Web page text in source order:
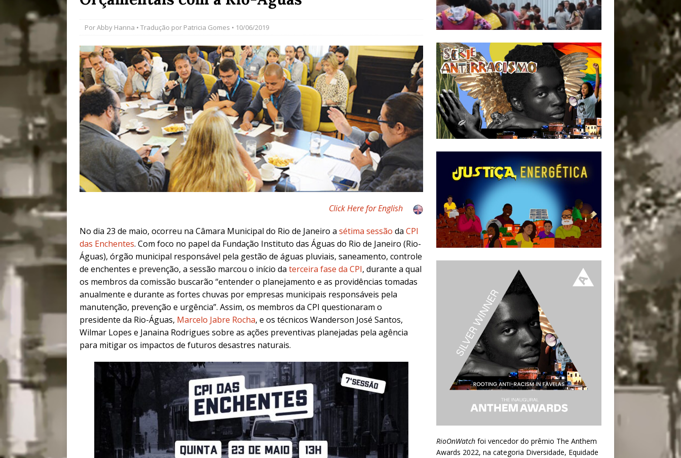
#OLHONAMÍDIA
[ 27/07/2026 ] Mutirão Agroecológico com os Povos das Águas Reúne
Coletivos para Plantio e Inauguração da Feira da Praia do Remanso
em Suruí, Magé
COBERTURA DE EVENTOS
[ 04/08/2026 ] Trens Fluminenses, Cronicamente Abandonados,
Passam para Consórcio Nova Via Mobilidade 10 Anos Após Rio2016
#OLHONOLEGADO
PorAbby Hanna • Tradução por Patricia Gomes • 10/06/2019
Click Here for English
No dia 23 de maio, ocorreu na Câmara Municipal do Rio de Janeiro a sétima sessão da CPI
das Enchentes. Com foco no papel da Fundação Instituto das Águas do Rio de Janeiro (Rio-
Águas), órgão municipal responsável pela gestão de águas pluviais, saneamento, controle
de enchentes e prevenção, a sessão marcou o início da terceira fase da CPI, durante a qual
os membros da comissão buscarão “entender o planejamento e as providências tomadas
anualmente e durante as fortes chuvas por empresas municipais responsáveis pela
manutenção, prevenção e urgência”. Assim, os membros da CPI questionaram o
presidente da Rio-Águas, Marcelo Jabre Rocha, e os técnicos Wanderson José Santos,
Wilmar Lopes e Janaina Rodrigues sobre as ações preventivas planejadas pela agência
para mitigar os impactos de futuros desastres naturais.
RioOnWatchfoi vencedor do prêmio The Anthem
Awards 2022, na categoria Diversidade, Equidade